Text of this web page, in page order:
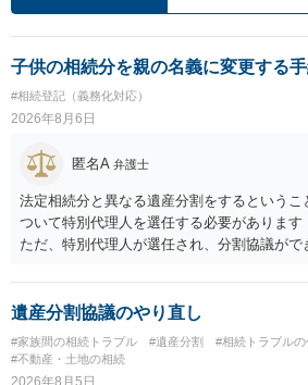
子供の相続分を親の名義に変更する
#相続登記（義務化対応）
2026年8月6日
匿名A 弁護士
法定相続分と異なる遺産分割をするというこ
ついて特別代理人を選任する必要があります
ただ、特別代理人が選任され、分割協議が
の権利も守られなければならないからです
者の権利が守られているかどうかを判断しな
に、未成年者を今後養育するのは、自分だ
相続分以上に多くの遺産を取得することがで
ません。
遺産分割協議のやり直し
#家族間の相続トラブル #遺産分割
#相続トラブル
#不動産・土地の相続
2026年8月5日